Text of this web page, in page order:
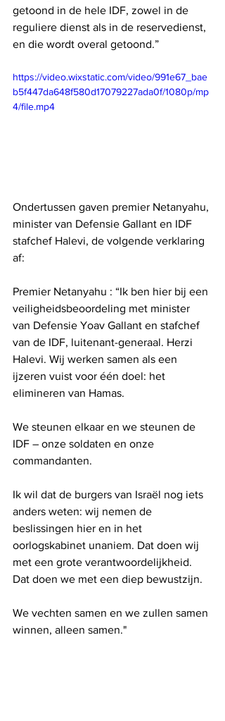
getoond in de hele IDF, zowel in de
reguliere dienst als in de reservedienst,
en die wordt overal getoond.”
https://video.wixstatic.com/video/991e67_bae
b5f447da648f580d17079227ada0f/1080p/mp
4/file.mp4
Ondertussen gaven premier Netanyahu,
minister van Defensie Gallant en IDF
stafchef Halevi, de volgende verklaring
af:
Premier Netanyahu : “Ik ben hier bij een
veiligheidsbeoordeling met minister
van Defensie Yoav Gallant en stafchef
van de IDF, luitenant-generaal. Herzi
Halevi. Wij werken samen als een
ijzeren vuist voor één doel: het
elimineren van Hamas.
We steunen elkaar en we steunen de
IDF – onze soldaten en onze
commandanten.
Ik wil dat de burgers van Israël nog iets
anders weten: wij nemen de
beslissingen hier en in het
oorlogskabinet unaniem. Dat doen wij
met een grote verantwoordelijkheid.
Dat doen we met een diep bewustzijn.
We vechten samen en we zullen samen
winnen, alleen samen."